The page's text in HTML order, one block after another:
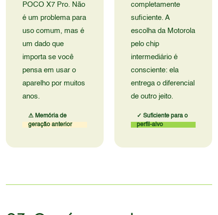
POCO X7 Pro. Não
é um problema para
uso comum, mas é
um dado que
importa se você
pensa em usar o
aparelho por muitos
anos.
⚠ Memória de
geração anterior
completamente
suficiente. A
escolha da Motorola
pelo chip
intermediário é
consciente: ela
entrega o diferencial
de outro jeito.
✓ Suficiente para o
perfil-alvo